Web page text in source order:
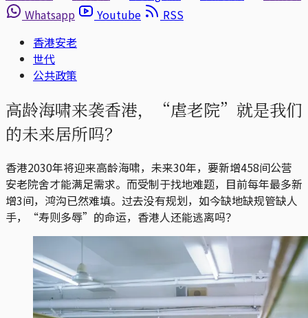
Whatsapp
Youtube
RSS
香港安老
世代
公共政策
高龄海啸来袭香港，“虐老院”就是我们
的未来居所吗？
香港2030年将迎来高龄海啸，未来30年，要新增458间公营
安老院舍才能满足需求。而受制于找地难题，目前每年最多新
增3间，鸿沟已然难填。过去没有规划，如今缺地缺规管缺人
手，“寿则多辱”的命运，香港人还能逃离吗？